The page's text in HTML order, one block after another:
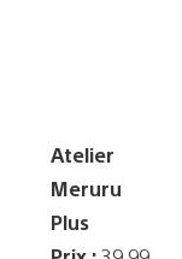
Atelier
Meruru
Plus